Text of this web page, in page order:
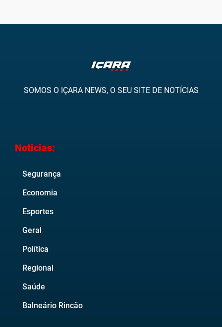
SOMOS O IÇARA NEWS, O SEU SITE DE NOTÍCIAS
Noticias:
Segurança
Economia
Esportes
Geral
Política
Regional
Saúde
Balneário Rincão